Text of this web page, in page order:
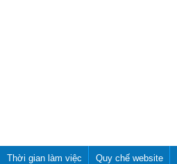
Thời gian làm việc Quy chế website